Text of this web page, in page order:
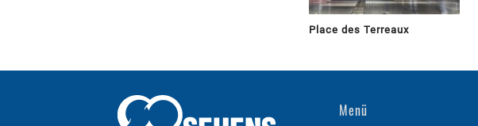
Place des Terreaux
Menü